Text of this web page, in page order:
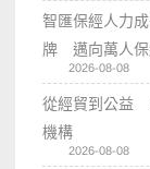
智匯保經人力
牌 邁向萬人保
2026-08-08
從經貿到公益
機構
2026-08-08